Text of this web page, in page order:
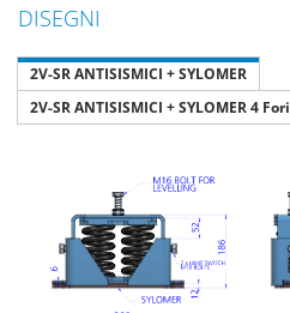
DISEGNI
2V-SR ANTISISMICI + SYLOMER
2V-SR ANTISISMICI + SYLOMER 4 Fori